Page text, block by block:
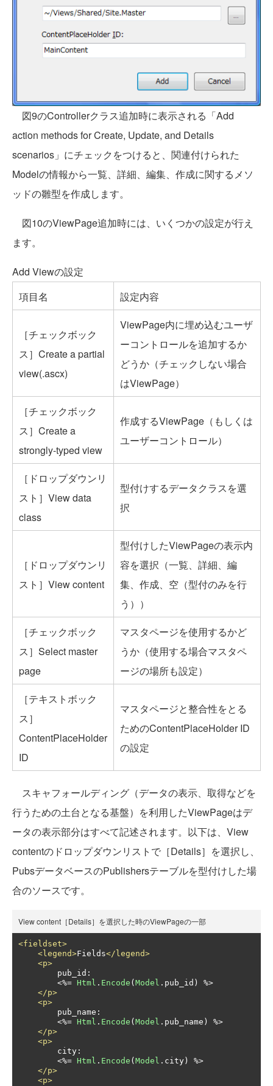
図9のControllerクラス追加時に表示される「Add
action methods for Create, Update, and Details
scenarios」にチェックをつけると、関連付けられた
Modelの情報から一覧、詳細、編集、作成に関するメソ
ッドの雛型を作成します。
図10のViewPage追加時には、いくつかの設定が行え
ます。
Add Viewの設定
項目名
設定内容
［チェックボック
ス］Create a partial
view(.ascx)
ViewPage内に埋め込むユーザ
ーコントロールを追加するか
どうか（チェックしない場合
はViewPage）
［チェックボック
ス］Create a
strongly-typed view
作成するViewPage（もしくは
ユーザーコントロール）
［ドロップダウンリ
スト］View data
class
型付けするデータクラスを選
択
［ドロップダウンリ
スト］View content
型付けしたViewPageの表示内
容を選択（一覧、詳細、編
集、作成、空（型付のみを行
う））
［チェックボック
ス］Select master
page
マスタページを使用するかど
うか（使用する場合マスタペ
ージの場所も設定）
［テキストボック
ス］
ContentPlaceHolder
ID
マスタページと整合性をとる
ためのContentPlaceHolder ID
の設定
スキャフォールディング（データの表示、取得などを
行うための土台となる基盤）を利用したViewPageはデ
ータの表示部分はすべて記述されます。以下は、View
contentのドロップダウンリストで［Details］を選択し、
PubsデータベースのPublishersテーブルを型付けした場
合のソースです。
View content［Details］を選択した時のViewPageの一部
<fieldset>
<legend>Fields</legend>
<p>
<%= Html . Encode ( Model . pub_id )
%>
</p>
<p>
<%= Html . Encode ( Model . pub_name )
%>
</p>
<p>
<%= Html . Encode ( Model . city )
%>
</p>
<p>